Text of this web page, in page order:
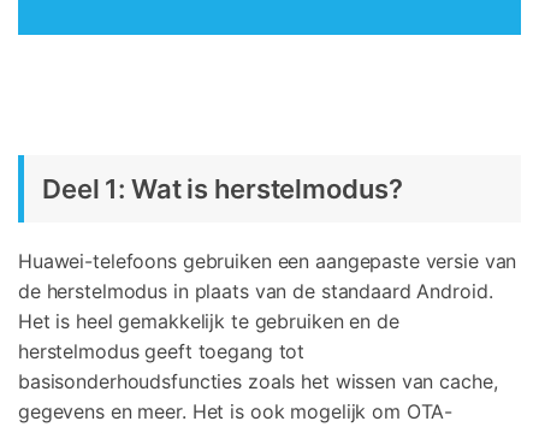
Deel 1: Wat is herstelmodus?
Huawei-telefoons gebruiken een aangepaste versie van
de herstelmodus in plaats van de standaard Android.
Het is heel gemakkelijk te gebruiken en de
herstelmodus geeft toegang tot
basisonderhoudsfuncties zoals het wissen van cache,
gegevens en meer. Het is ook mogelijk om OTA-